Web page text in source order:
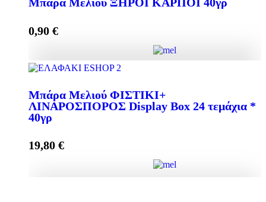
quantity
Add to cart
Μπάρα Μελιού ΞΗΡΟΙ ΚΑΡΠΟΙ 40γρ
0,90 €
Μπάρα Μελιού ΦΙΣΤΙΚΙ+
ΛΙΝΑΡΟΣΠΟΡΟΣ Display Box 24 τεμάχια *
40γρ
19,80 €